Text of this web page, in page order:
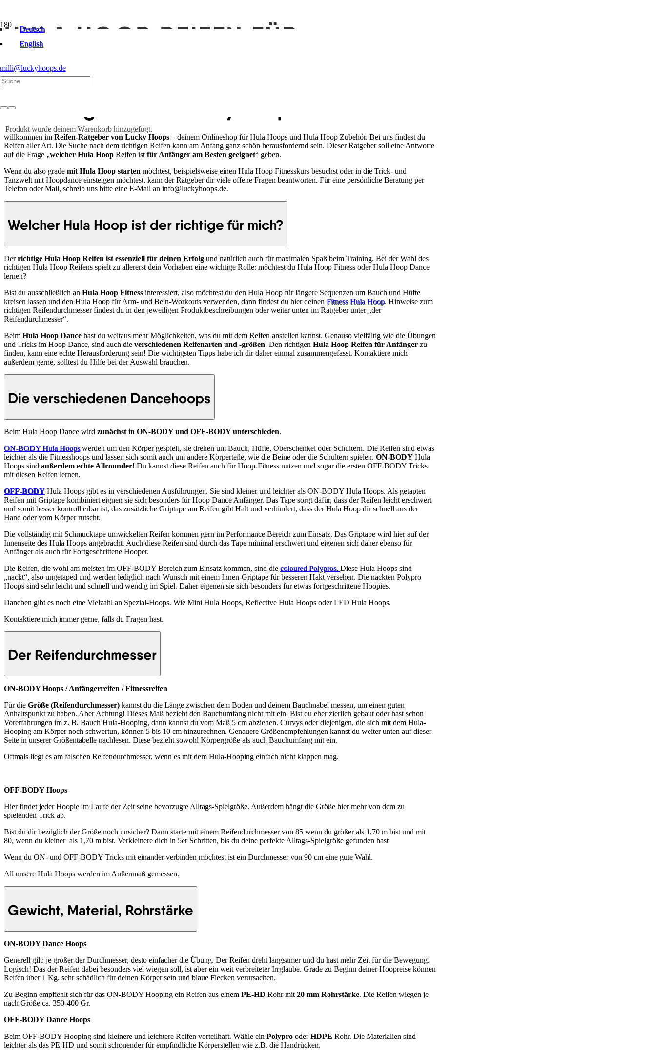
Deutsch
English
milli@luckyhoops.de
Produktwurde deinem Warenkorb hinzugefügt.
HULA HOOP REIFEN FÜR
ANFÄNGER
– ein Ratgeber von Lucky Hoops
willkommen im Reifen-Ratgeber von Lucky Hoops – deinem Onlineshop für Hula Hoops und Hula Hoop Zubehör. Bei uns findest du
Reifen aller Art. Die Suche nach dem richtigen Reifen kann am Anfang ganz schön herausfordernd sein. Dieser Ratgeber soll eine Antworte
auf die Frage „welcher Hula Hoop Reifen ist für Anfänger am Besten geeignet“ geben.
Wenn du also grade mit Hula Hoop starten möchtest, beispielsweise einen Hula Hoop Fitnesskurs besuchst oder in die Trick- und
Tanzwelt mit Hoopdance einsteigen möchtest, kann der Ratgeber dir viele offene Fragen beantworten. Für eine persönliche Beratung per
Telefon oder Mail, schreib uns bitte eine E-Mail an info@luckyhoops.de.
Welcher Hula Hoop ist der richtige für mich?
Derrichtige Hula Hoop Reifen ist essenziell für deinen Erfolg und natürlich auch für maximalen Spaß beim Training. Bei der Wahl des
richtigen Hula Hoop Reifens spielt zu allererst dein Vorhaben eine wichtige Rolle: möchtest du Hula Hoop Fitness oder Hula Hoop Dance
lernen?
Bist du ausschließlich an Hula Hoop Fitness interessiert, also möchtest du den Hula Hoop für längere Sequenzen um Bauch und Hüfte
kreisen lassen und den Hula Hoop für Arm- und Bein-Workouts verwenden, dann findest du hier deinen Fitness Hula Hoop. Hinweise zum
richtigen Reifendurchmesser findest du in den jeweiligen Produktbeschreibungen oder weiter unten im Ratgeber unter „der
Reifendurchmesser“.
Beim Hula Hoop Dance hast du weitaus mehr Möglichkeiten, was du mit dem Reifen anstellen kannst. Genauso vielfältig wie die Übungen
und Tricks im Hoop Dance, sind auch die verschiedenen Reifenarten und -größen. Den richtigen Hula Hoop Reifen für Anfänger zu
finden, kann eine echte Herausforderung sein! Die wichtigsten Tipps habe ich dir daher einmal zusammengefasst. Kontaktiere mich
außerdem gerne, solltest du Hilfe bei der Auswahl brauchen.
Die verschiedenen Dancehoops
Beim Hula Hoop Dance wird zunächst in ON-BODY und OFF-BODY unterschieden.
ON-BODY Hula Hoopswerden um den Körper gespielt, sie drehen um Bauch, Hüfte, Oberschenkel oder Schultern. Die Reifen sind etwas
leichter als die Fitnesshoops und lassen sich somit auch um andere Körperteile, wie die Beine oder die Schultern spielen. ON-BODY Hula
Hoops sind außerdem echte Allrounder! Du kannst diese Reifen auch für Hoop-Fitness nutzen und sogar die ersten OFF-BODY Tricks
mit diesen Reifen lernen.
OFF-BODYHula Hoops gibt es in verschiedenen Ausführungen. Sie sind kleiner und leichter als ON-BODY Hula Hoops. Als getapten
Reifen mit Griptape kombiniert eignen sie sich besonders für Hoop Dance Anfänger. Das Tape sorgt dafür, dass der Reifen leicht erschwert
und somit besser kontrollierbar ist, das zusätzliche Griptape am Reifen gibt Halt und verhindert, dass der Hula Hoop dir schnell aus der
Hand oder vom Körper rutscht.
Die vollständig mit Schmucktape umwickelten Reifen kommen gern im Performance Bereich zum Einsatz. Das Griptape wird hier auf der
Innenseite des Hula Hoops angebracht. Auch diese Reifen sind durch das Tape minimal erschwert und eigenen sich daher ebenso für
Anfänger als auch für Fortgeschrittene Hooper.
Die Reifen, die wohl am meisten im OFF-BODY Bereich zum Einsatz kommen, sind die coloured Polypros. Diese Hula Hoops sind
„nackt“, also ungetaped und werden lediglich nach Wunsch mit einem Innen-Griptape für besseren Hakt versehen. Die nackten Polypro
Hoops sind sehr leicht und schnell und wendig im Spiel. Daher eigenen sie sich besonders für etwas fortgeschrittene Hoopies.
Daneben gibt es noch eine Vielzahl an Spezial-Hoops. Wie Mini Hula Hoops, Reflective Hula Hoops oder LED Hula Hoops.
Kontaktiere mich immer gerne, falls du Fragen hast.
Der Reifendurchmesser
ON-BODY Hoops / Anfängerreifen / Fitnessreifen
Für die Größe (Reifendurchmesser) kannst du die Länge zwischen dem Boden und deinem Bauchnabel messen, um einen guten
Anhaltspunkt zu haben. Aber Achtung! Dieses Maß bezieht den Bauchumfang nicht mit ein. Bist du eher zierlich gebaut oder hast schon
Vorerfahrungen im z. B. Bauch Hula-Hooping, dann kannst du vom Maß 5 cm abziehen. Curvys oder diejenigen, die sich mit dem Hula-
Hooping am Körper noch schwertun, können 5 bis 10 cm hinzurechnen. Genauere Größenempfehlungen kannst du weiter unten auf dieser
Seite in unserer Größentabelle nachlesen. Diese bezieht sowohl Körpergröße als auch Bauchumfang mit ein.
Oftmals liegt es am falschen Reifendurchmesser, wenn es mit dem Hula-Hooping einfach nicht klappen mag.
OFF-BODY Hoops
Hier findet jeder Hoopie im Laufe der Zeit seine bevorzugte Alltags-Spielgröße. Außerdem hängt die Größe hier mehr von dem zu
spielenden Trick ab.
Bist du dir bezüglich der Größe noch unsicher? Dann starte mit einem Reifendurchmesser von 85 wenn du größer als 1,70 m bist und mit
80, wenn du kleiner als 1,70 m bist. Verkleinere dich in 5er Schritten, bis du deine perfekte Alltags-Spielgröße gefunden hast
Wenn du ON- und OFF-BODY Tricks mit einander verbinden möchtest ist ein Durchmesser von 90 cm eine gute Wahl.
All unsere Hula Hoops werden im Außenmaß gemessen.
Gewicht, Material, Rohrstärke
ON-BODY Dance Hoops
Generell gilt: je größer der Durchmesser, desto einfacher die Übung. Der Reifen dreht langsamer und du hast mehr Zeit für die Bewegung.
Logisch! Das der Reifen dabei besonders viel wiegen soll, ist aber ein weit verbreiteter Irrglaube. Grade zu Beginn deiner Hoopreise können
Reifen über 1 Kg. sehr schädlich für deinen Körper sein und blaue Flecken verursachen.
Zu Beginn empfiehlt sich für das ON-BODY Hooping ein Reifen aus einem PE-HD Rohr mit 20 mm Rohrstärke. Die Reifen wiegen je
nach Größe ca. 350-400 Gr.
OFF-BODY Dance Hoops
Beim OFF-BODY Hooping sind kleinere und leichtere Reifen vorteilhaft. Wähle ein Polypro oderHDPE Rohr. Die Materialien sind
leichter als das PE-HD und somit schonender für empfindliche Körperstellen wie z.B. die Handrücken.